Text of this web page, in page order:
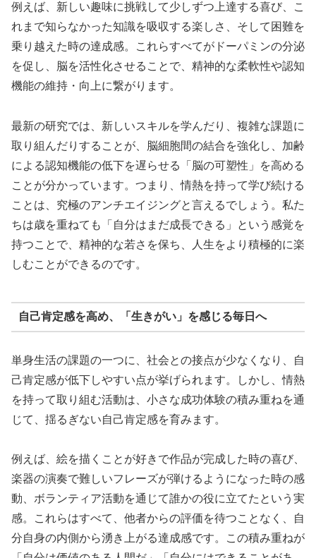
例えば、新しい趣味に挑戦して少しずつ上達する喜び、こ
れまで知らなかった知識を吸収する楽しさ、そして困難を
乗り越えた時の達成感。これらすべてがドーパミンの分泌
を促し、脳を活性化させることで、精神的な柔軟性や認知
機能の維持・向上に繋がります。
最新の研究では、新しいスキルを学んだり、複雑な課題に
取り組んだりすることが、脳細胞間の結合を強化し、加齢
による認知機能の低下を遅らせる「脳の可塑性」を高める
ことが分かっています。つまり、情熱を持って学び続ける
ことは、究極のアンチエイジングと言えるでしょう。私た
ちは歳を重ねても「自分はまだ成長できる」という感覚を
持つことで、精神的な若さを保ち、人生をより積極的に楽
しむことができるのです。
自己肯定感を高め、「生きがい」を感じる毎日へ
単身生活の課題の一つに、社会との接点が少なくなり、自
己肯定感が低下しやすい点が挙げられます。しかし、情熱
を持って取り組む活動は、小さな成功体験の積み重ねを通
じて、揺るぎない自己肯定感を育みます。
例えば、絵を描くことが好きで作品が完成した時の喜び、
楽器の演奏で難しいフレーズが弾けるようになった時の感
動、ボランティア活動を通じて誰かの役に立てたという実
感。これらはすべて、他者からの評価を待つことなく、自
分自身の内側から湧き上がる達成感です。この積み重ねが